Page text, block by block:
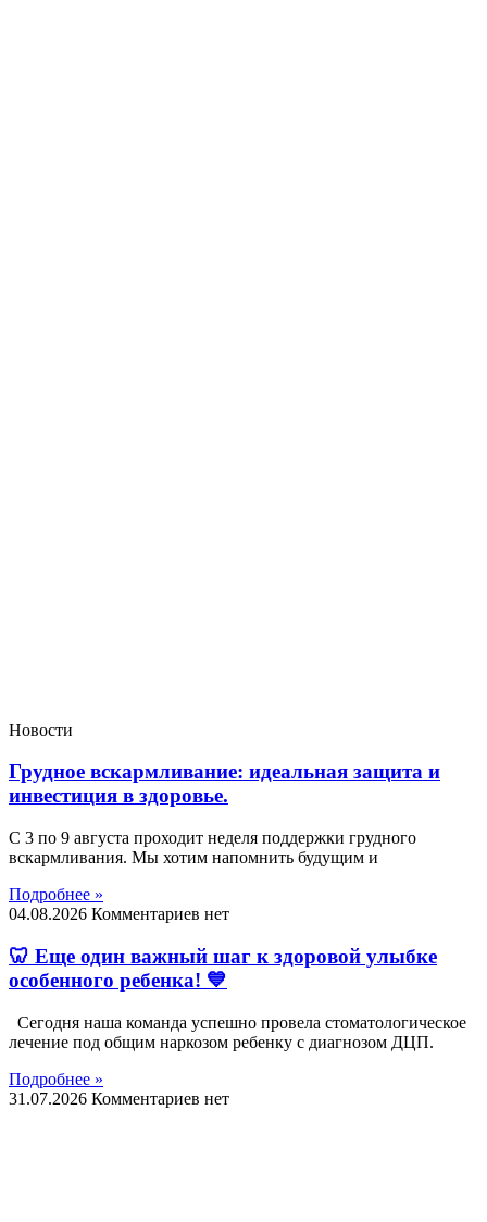
Новости
Грудное вскармливание: идеальная защита и
инвестиция в здоровье.
С 3 по 9 августа проходит неделя поддержки грудного
вскармливания. Мы хотим напомнить будущим и
Подробнее »
04.08.2026 Комментариев нет
🦷 Еще один важный шаг к здоровой улыбке
особенного ребенка! 💙
Сегодня наша команда успешно провела стоматологическое
лечение под общим наркозом ребенку с диагнозом ДЦП.
Подробнее »
31.07.2026 Комментариев нет